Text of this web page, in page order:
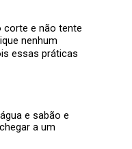
corte e não tente
nenhum
essas práticas
e sabão e
a um